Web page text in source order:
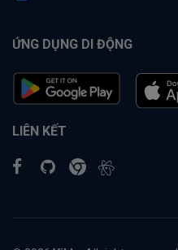
ỨNG DỤNG DI ĐỘNG
LIÊN KẾT